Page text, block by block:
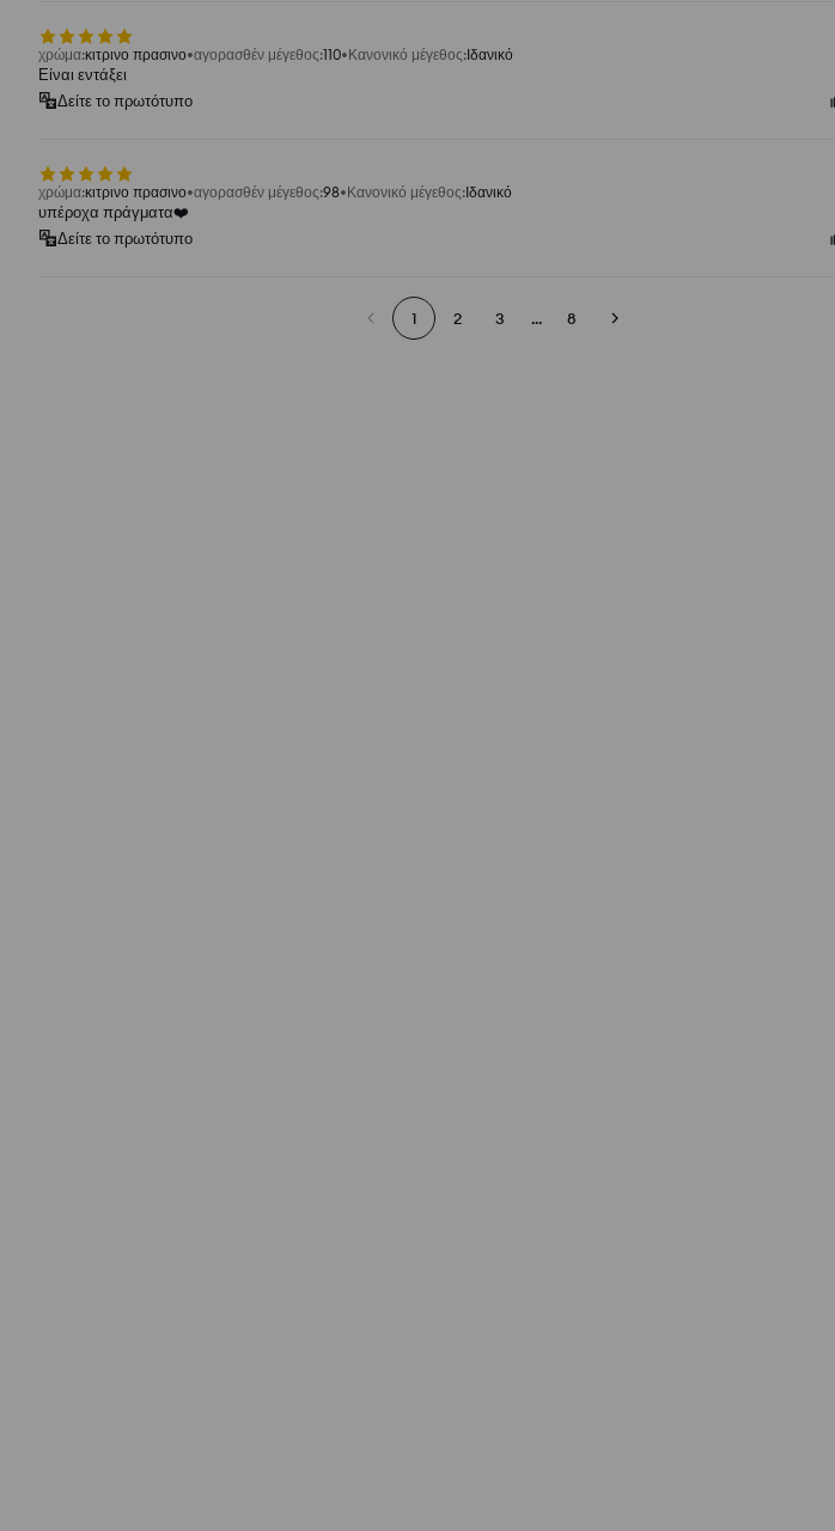
χρώμα:κιτρινο πρασινο αγορασθέν μέγεθος:110 Κανονικό μέγεθος:Ιδανικό
Είναι εντάξει
Δείτε το πρωτότυπο
χρώμα:κιτρινο πρασινο αγορασθέν μέγεθος:98 Κανονικό μέγεθος:Ιδανικό
υπέροχα πράγματα❤️
Δείτε το πρωτότυπο
1 2 3 ... 8